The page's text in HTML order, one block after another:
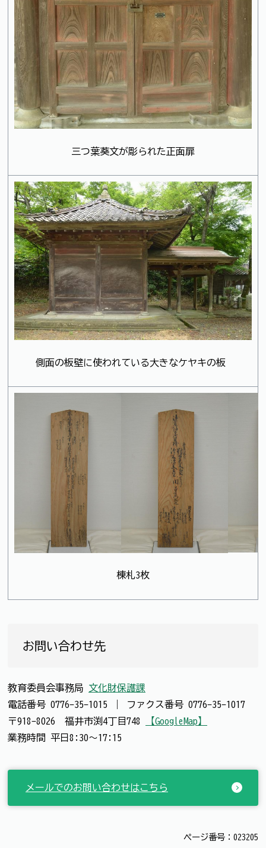
三つ葉葵文が彫られた正面扉
側面の板壁に使われている大きなケヤキの板
棟札3枚
お問い合わせ先
教育委員会事務局 文化財保護課
電話番号 0776-35-1015 ファクス番号 0776-35-1017
〒918-8026 福井市渕4丁目748
【GoogleMap】
業務時間 平日8:30～17:15
メールでのお問い合わせはこちら
ページ番号：023205